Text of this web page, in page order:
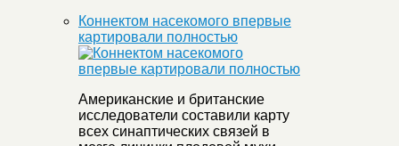
Коннектом насекомого впервые
картировали полностью
Американские и британские
исследователи составили карту
всех синаптических связей в